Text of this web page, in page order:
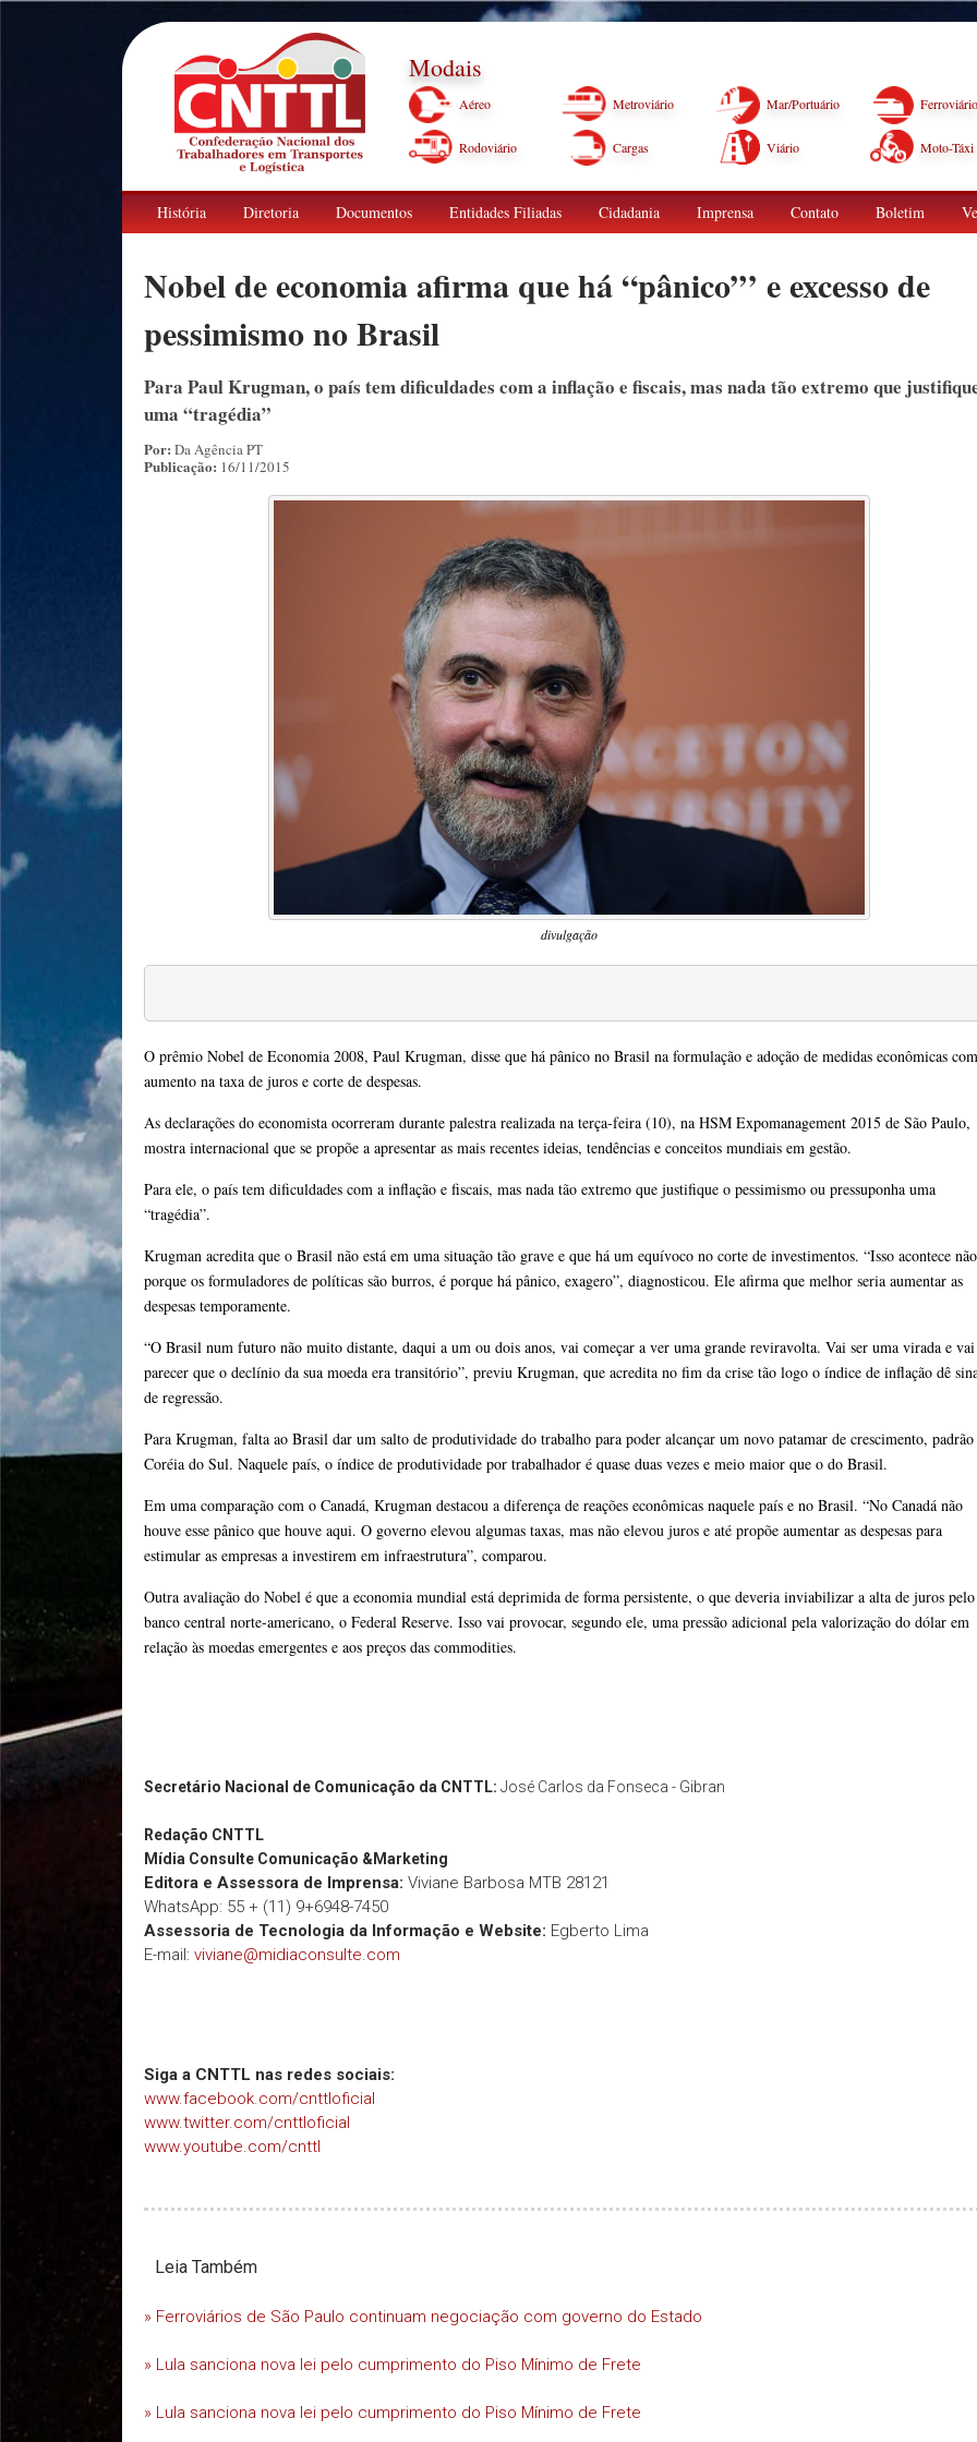
Modais
Aéreo Metroviário Mar/Portuário Ferroviário
Rodoviário Cargas Viário Moto-Táxi
História Diretoria Documentos Entidades Filiadas Cidadania Imprensa Contato Boletim
Nobel de economia afirma que há “pânico”’ e excesso de
pessimismo no Brasil
Para Paul Krugman, o país tem dificuldades com a inflação e fiscais, mas nada tão extremo que
uma “tragédia”
Por: Da Agência PT
Publicação: 16/11/2015
divulgação
O prêmio Nobel de Economia 2008, Paul Krugman, disse que há pânico no Brasil na formulação e adoção de medidas econômicas
aumento na taxa de juros e corte de despesas.
As declarações do economista ocorreram durante palestra realizada na terça-feira (10), na HSM Expomanagement 2015 de São Paulo,
mostra internacional que se propõe a apresentar as mais recentes ideias, tendências e conceitos mundiais em gestão.
Para ele, o país tem dificuldades com a inflação e fiscais, mas nada tão extremo que justifique o pessimismo ou pressuponha uma
“tragédia”.
Krugman acredita que o Brasil não está em uma situação tão grave e que há um equívoco no corte de investimentos. “Isso acontece não
porque os formuladores de políticas são burros, é porque há pânico, exagero”, diagnosticou. Ele afirma que melhor seria aumentar as
despesas temporamente.
“O Brasil num futuro não muito distante, daqui a um ou dois anos, vai começar a ver uma grande reviravolta. Vai ser uma virada e vai
parecer que o declínio da sua moeda era transitório”, previu Krugman, que acredita no fim da crise tão logo o índice de inflação dê
de regressão.
Para Krugman, falta ao Brasil dar um salto de produtividade do trabalho para poder alcançar um novo patamar de crescimento, padrão
Coréia do Sul. Naquele país, o índice de produtividade por trabalhador é quase duas vezes e meio maior que o do Brasil.
Em uma comparação com o Canadá, Krugman destacou a diferença de reações econômicas naquele país e no Brasil. “No Canadá não
houve esse pânico que houve aqui. O governo elevou algumas taxas, mas não elevou juros e até propõe aumentar as despesas para
estimular as empresas a investirem em infraestrutura”, comparou.
Outra avaliação do Nobel é que a economia mundial está deprimida de forma persistente, o que deveria inviabilizar a alta de juros pelo
banco central norte-americano, o Federal Reserve. Isso vai provocar, segundo ele, uma pressão adicional pela valorização do dólar em
relação às moedas emergentes e aos preços das commodities.
Secretário Nacional de Comunicação da CNTTL: José Carlos da Fonseca - Gibran
Redação CNTTL
Mídia Consulte Comunicação &Marketing
Editora e Assessora de Imprensa: Viviane Barbosa MTB 28121
WhatsApp: 55 + (11) 9+6948-7450
Assessoria de Tecnologia da Informação e Website: Egberto Lima
E-mail: viviane@midiaconsulte.com
Siga a CNTTL nas redes sociais:
www.facebook.com/cnttloficial
www.twitter.com/cnttloficial
www.youtube.com/cnttl
Leia Também
» Ferroviários de São Paulo continuam negociação com governo do Estado
» Lula sanciona nova lei pelo cumprimento do Piso Mínimo de Frete
» Lula sanciona nova lei pelo cumprimento do Piso Mínimo de Frete